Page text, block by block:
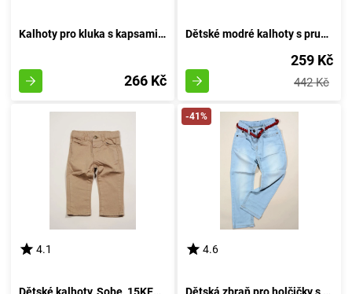
Kalhoty pro kluka s kapsami, značky Minoti, model RANGER 3 - velikost 80/86 | 12-18 měsíců
266 Kč
Dětské modré kalhoty s pružným pasem, Sobe, 15KKGTYT786, velikost 146 | vhodné pro věk 11 let
259 Kč
442 Kč
4.1
-41%
4.6